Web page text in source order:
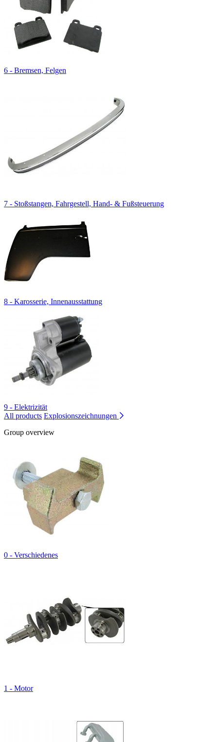
6 - Bremsen, Felgen
7 - Stoßstangen, Fahrgestell, Hand- & Fußsteuerung
8 - Karosserie, Innenausstattung
9 - Elektrizität
All products Explosionszeichnungen
Group overview
0 - Verschiedenes
1 - Motor